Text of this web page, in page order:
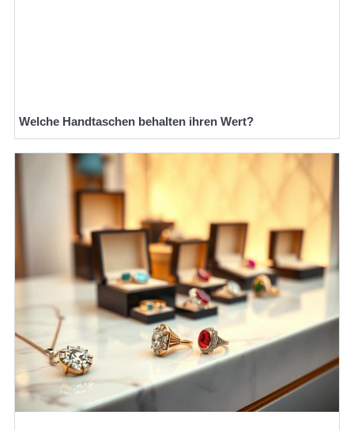
Welche Handtaschen behalten ihren Wert?